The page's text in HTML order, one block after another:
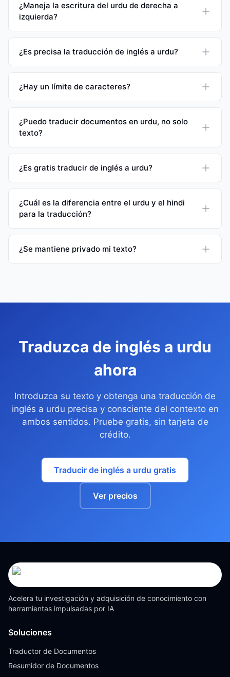
¿Maneja la escritura del urdu de derecha a
izquierda?
¿Es precisa la traducción de inglés a urdu?
¿Hay un límite de caracteres?
¿Puedo traducir documentos en urdu, no solo
texto?
¿Es gratis traducir de inglés a urdu?
¿Cuál es la diferencia entre el urdu y el hindi
para la traducción?
¿Se mantiene privado mi texto?
Traduzca de inglés a urdu
ahora
Introduzca su texto y obtenga una traducción de
inglés a urdu precisa y consciente del contexto en
ambos sentidos. Pruebe gratis, sin tarjeta de
crédito.
Traducir de inglés a urdu gratis
Ver precios
Acelera tu investigación y adquisición de conocimiento con
herramientas impulsadas por IA
Soluciones
Traductor de Documentos
Resumidor de Documentos